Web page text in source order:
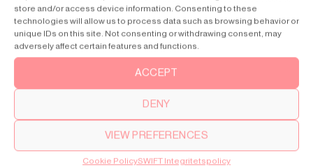
store and/or access device information. Consenting to these
technologies will allow us to process data such as browsing behavior or
unique IDs on this site. Not consenting or withdrawing consent, may
adversely affect certain features and functions.
ACCEPT
DENY
VIEW PREFERENCES
Cookie PolicySWIFT Integritetspolicy
Tillgänglighetsanpassning och Bidrag i Sverige
Olika Typer av Hissar Förklarade: Plattformshissar, Priser och
Skillnader Mellan Inomhus och Utomhus
Serviceavtal För Hissar: Vad Du Bör Veta Innan Du Skriver På
Pris på hiss i villa i Sverige: Vad kostar det att installera en villahiss
2026?